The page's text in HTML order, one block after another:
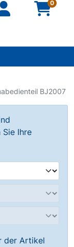
0
BJ2007
Ihre
der Artikel